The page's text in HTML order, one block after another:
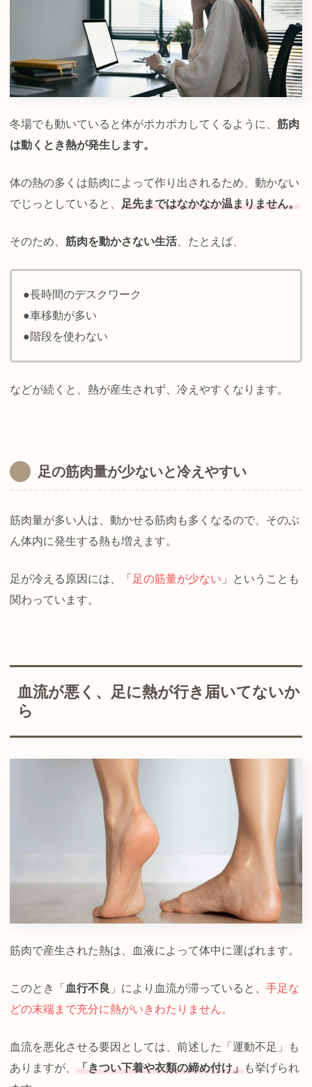
冬場でも動いていると体がポカポカしてくるように、 筋肉
は動くとき熱が発生します。
体の熱の多くは筋肉によって作り出されるため、動かない
でじっとしていると、 足先まではなかなか温まりません。
そのため、 筋肉を動かさない生活、たとえば、
●長時間のデスクワーク
●車移動が多い
●階段を使わない
などが続くと、熱が産生されず、冷えやすくなります。
足の筋肉量が少ないと冷えやすい
筋肉量が多い人は、動かせる筋肉も多くなるので、そのぶ
ん体内に発生する熱も増えます。
足が冷える原因には、「 足の筋量が少ない 」ということも
関わっています。
血流が悪く、足に熱が行き届いてないか
ら
筋肉で産生された熱は、血液によって体中に運ばれます。
このとき「 血行不良 」により血流が滞っていると、 手足な
どの末端まで充分に熱がいきわたりません。
血流を悪化させる要因としては、前述した「運動不足」も
ありますが、 「きつい下着や衣類の締め付け」も挙げられ